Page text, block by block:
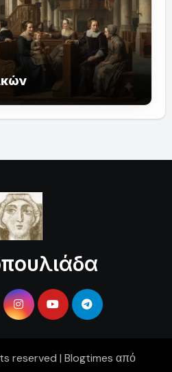
reserved | Blogtimes από